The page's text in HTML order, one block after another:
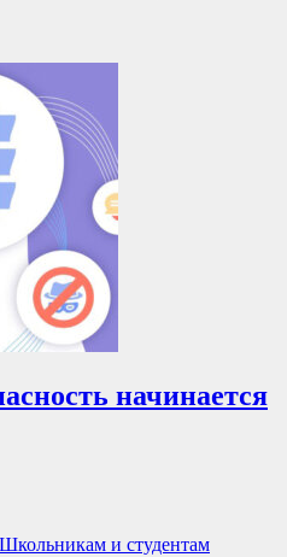
начинается
Школьникам и студентам